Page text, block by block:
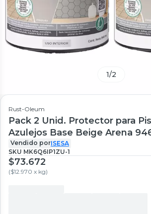
1/2
Rust-Oleum
Pack 2 Unid. Protector para Pisos y
Azulejos Base Beige Arena
700026
Vendido porISESA
SKU MK6Q6IP1ZU-1
$73.672
($12.970 x kg)